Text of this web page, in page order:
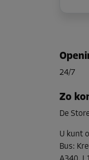
L:
Unit
24/7
Zo
De
U kunt
Bus: